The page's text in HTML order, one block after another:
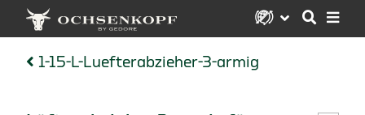
1-15-L-Luefterabzieher-3-armig